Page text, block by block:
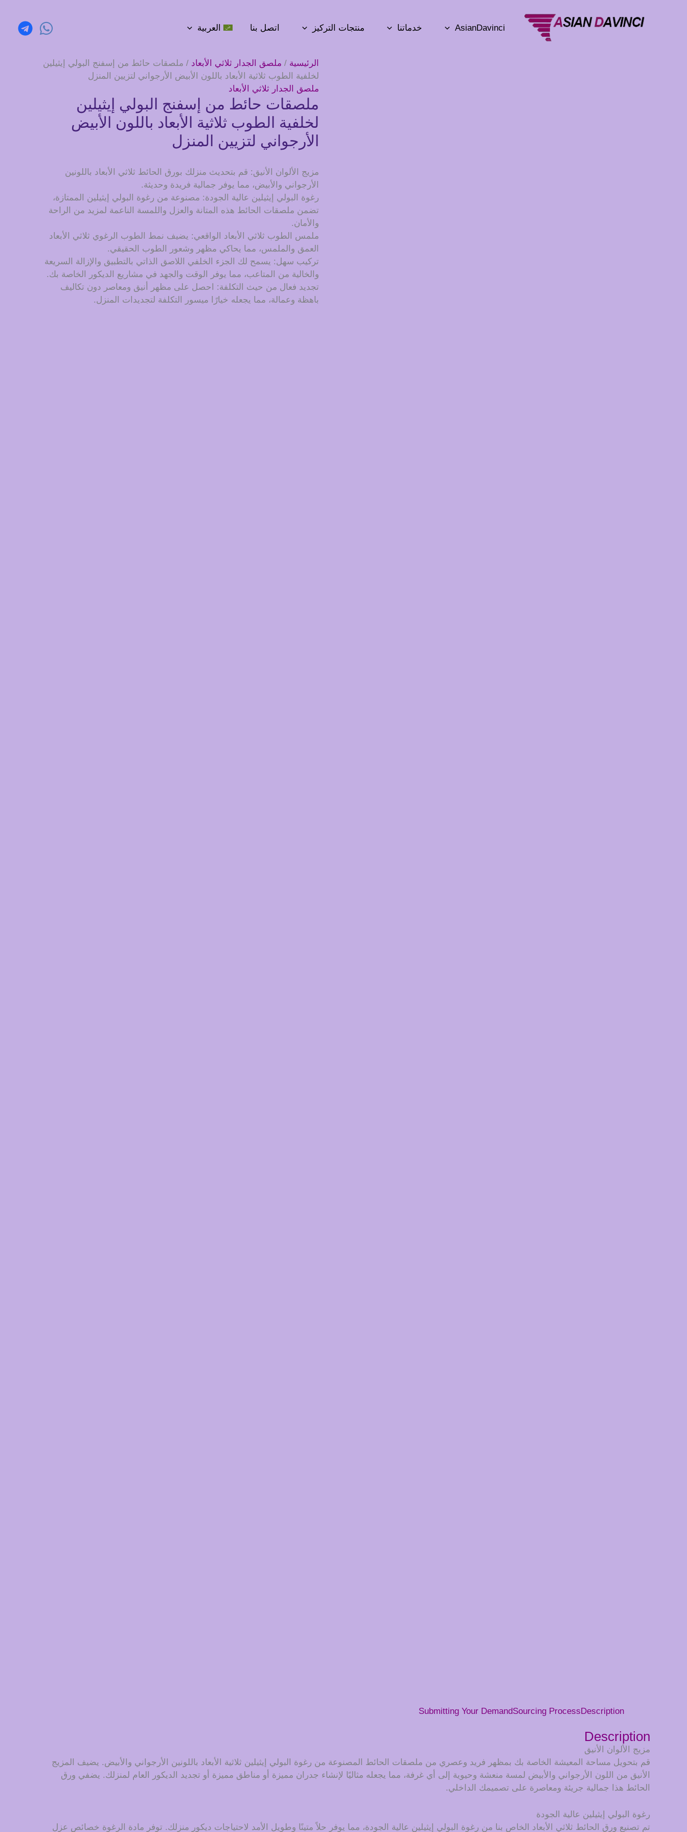
AsianDavinci خدماتنا منتجات التركيز اتصل بنا العربية
الرئيسية / ملصق الجدار ثلاثي الأبعاد / ملصقات حائط من إسفنج البولي إيثيلين
لخلفية الطوب ثلاثية الأبعاد باللون الأبيض الأرجواني لتزيين المنزل
ملصق الجدار ثلاثي الأبعاد
ملصقات حائط من إسفنج البولي إيثيلين
لخلفية الطوب ثلاثية الأبعاد باللون الأبيض
الأرجواني لتزيين المنزل
مزيج الألوان الأنيق: قم بتحديث منزلك بورق الحائط ثلاثي الأبعاد باللونين
الأرجواني والأبيض، مما يوفر جمالية فريدة وحديثة.
رغوة البولي إيثيلين عالية الجودة: مصنوعة من رغوة البولي إيثيلين الممتازة،
تضمن ملصقات الحائط هذه المتانة والعزل واللمسة الناعمة لمزيد من الراحة
والأمان.
ملمس الطوب ثلاثي الأبعاد الواقعي: يضيف نمط الطوب الرغوي ثلاثي الأبعاد
العمق والملمس، مما يحاكي مظهر وشعور الطوب الحقيقي.
تركيب سهل: يسمح لك الجزء الخلفي اللاصق الذاتي بالتطبيق والإزالة السريعة
والخالية من المتاعب، مما يوفر الوقت والجهد في مشاريع الديكور الخاصة بك.
تجديد فعال من حيث التكلفة: احصل على مظهر أنيق ومعاصر دون تكاليف
باهظة وعمالة، مما يجعله خيارًا ميسور التكلفة لتجديدات المنزل.
Description
Sourcing Process
Submitting Your Demand
Description
مزيج الألوان الأنيق
قم بتحويل مساحة المعيشة الخاصة بك بمظهر فريد وعصري من ملصقات الحائط المصنوعة من رغوة البولي إيثيلين ثلاثية الأبعاد باللونين الأرجواني والأبيض. يضيف المزيج
الأنيق من اللون الأرجواني والأبيض لمسة منعشة وحيوية إلى أي غرفة، مما يجعله مثاليًا لإنشاء جدران مميزة أو مناطق مميزة أو تجديد الديكور العام لمنزلك. يضفي ورق
الحائط هذا جمالية جريئة ومعاصرة على تصميمك الداخلي.
رغوة البولي إيثيلين عالية الجودة
تم تصنيع ورق الحائط ثلاثي الأبعاد الخاص بنا من رغوة البولي إيثيلين عالية الجودة، مما يوفر حلاً متينًا وطويل الأمد لاحتياجات ديكور منزلك. توفر مادة الرغوة خصائص عزل